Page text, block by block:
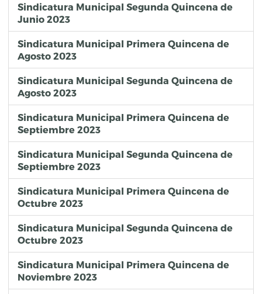
Sindicatura Municipal Segunda Quincena de
Junio 2023
Sindicatura Municipal Primera Quincena de
Agosto 2023
Sindicatura Municipal Segunda Quincena de
Agosto 2023
Sindicatura Municipal Primera Quincena de
Septiembre 2023
Sindicatura Municipal Segunda Quincena de
Septiembre 2023
Sindicatura Municipal Primera Quincena de
Octubre 2023
Sindicatura Municipal Segunda Quincena de
Octubre 2023
Sindicatura Municipal Primera Quincena de
Noviembre 2023